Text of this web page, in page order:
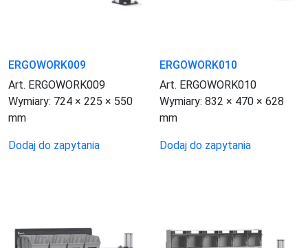
ERGOWORK009
Art. ERGOWORK009
Wymiary: 724 × 225 × 550
mm
Dodaj do zapytania
ERGOWORK010
Art. ERGOWORK010
Wymiary:832 × 470 × 628
mm
Dodaj do zapytania